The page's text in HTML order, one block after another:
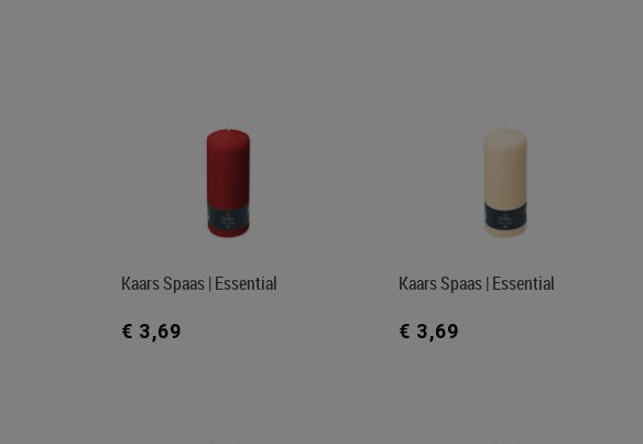
Kaars Spaas | Essential
€ 3,69
Kaars Spaas | Essential
€ 3,69